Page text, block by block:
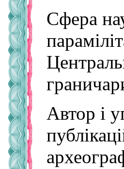
Сфера
Автор і